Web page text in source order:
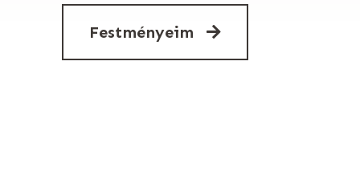
Festményeim